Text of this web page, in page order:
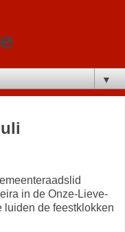
▼
in de Onze-Lieve-
luiden de feestklokken